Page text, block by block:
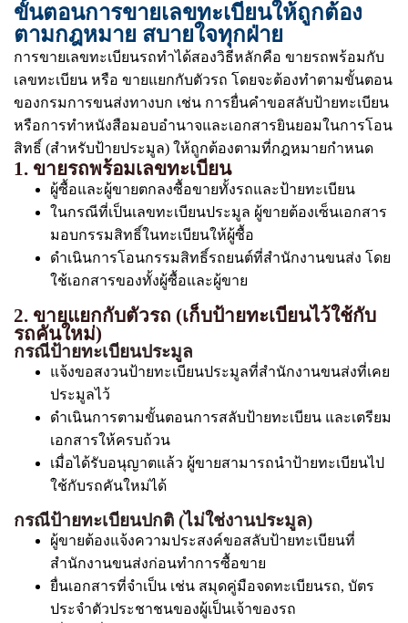
ขั้นตอนการขายเลขทะเบียนให้ถูกต้อง
ตามกฎหมาย สบายใจทุกฝ่าย
การขายเลขทะเบียนรถทำได้สองวิธีหลักคือ ขายรถพร้อมกับ
เลขทะเบียน หรือ ขายแยกกับตัวรถ โดยจะต้องทำตามขั้นตอน
ของกรมการขนส่งทางบก เช่น การยื่นคำขอสลับป้ายทะเบียน
หรือการทำหนังสือมอบอำนาจและเอกสารยินยอมในการโอน
สิทธิ์ (สำหรับป้ายประมูล) ให้ถูกต้องตามที่กฎหมายกำหนด
1. ขายรถพร้อมเลขทะเบียน
ผู้ซื้อและผู้ขายตกลงซื้อขายทั้งรถและป้ายทะเบียน
ในกรณีที่เป็นเลขทะเบียนประมูล ผู้ขายต้องเซ็นเอกสาร
มอบกรรมสิทธิ์ในทะเบียนให้ผู้ซื้อ
ดำเนินการโอนกรรมสิทธิ์รถยนต์ที่สำนักงานขนส่ง โดย
ใช้เอกสารของทั้งผู้ซื้อและผู้ขาย
2. ขายแยกกับตัวรถ (เก็บป้ายทะเบียนไว้ใช้กับ
รถคันใหม่)
กรณีป้ายทะเบียนประมูล
แจ้งขอสงวนป้ายทะเบียนประมูลที่สำนักงานขนส่งที่เคย
ประมูลไว้
ดำเนินการตามขั้นตอนการสลับป้ายทะเบียน และเตรียม
เอกสารให้ครบถ้วน
เมื่อได้รับอนุญาตแล้ว ผู้ขายสามารถนำป้ายทะเบียนไป
ใช้กับรถคันใหม่ได้
กรณีป้ายทะเบียนปกติ (ไม่ใช่งานประมูล)
ผู้ขายต้องแจ้งความประสงค์ขอสลับป้ายทะเบียนที่
สำนักงานขนส่งก่อนทำการซื้อขาย
ยื่นเอกสารที่จำเป็น เช่น สมุดคู่มือจดทะเบียนรถ, บัตร
ประจำตัวประชาชนของผู้เป็นเจ้าของรถ